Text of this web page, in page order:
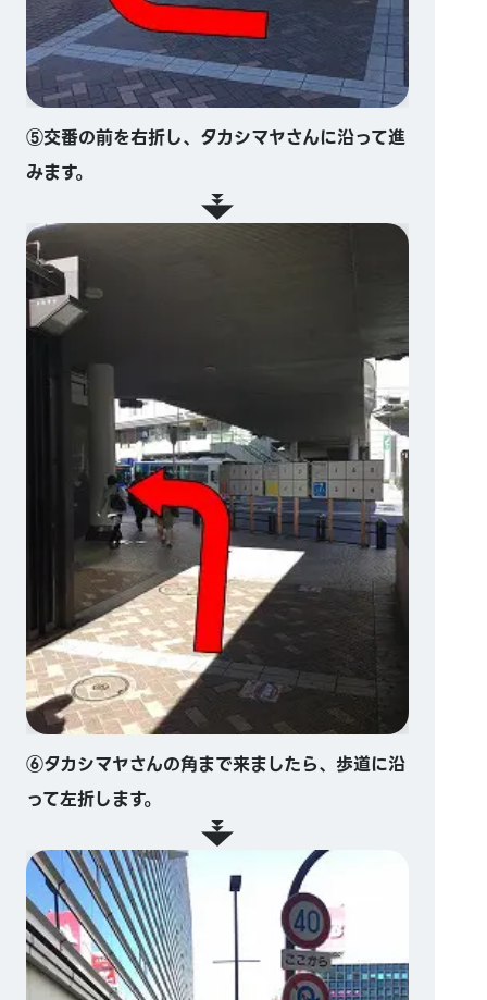
⑤交番の前を右折し、タカシマヤさんに沿って進
みます。
⑥タカシマヤさんの角まで来ましたら、歩道に沿
って左折します。